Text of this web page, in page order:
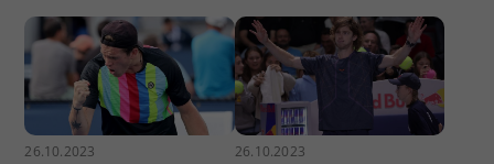
26.10.2023 26.10.2023